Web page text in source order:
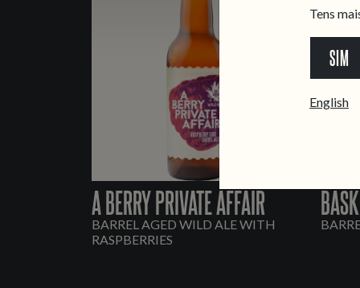
A BERRY PRIVATE AFFAIR
BARREL AGED WILD ALE WITH
RASPBERRIES
Tens
SIM
English